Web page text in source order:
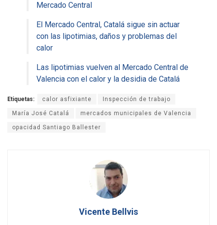
Mercado Central
El Mercado Central, Catalá sigue sin actuar
con las lipotimias, daños y problemas del
calor
Las lipotimias vuelven al Mercado Central de
Valencia con el calor y la desidia de Catalá
Etiquetas: calor asfixiante Inspección de trabajo
María José Catalá mercados municipales de Valencia
opacidad Santiago Ballester
Vicente Bellvis